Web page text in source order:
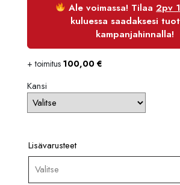
Ale voimassa! Tilaa2pv
kuluessa saadaksesi
kampanjahinnalla!
+ toimitus 100,00 €
Kansi
Lisävarusteet
Valitse